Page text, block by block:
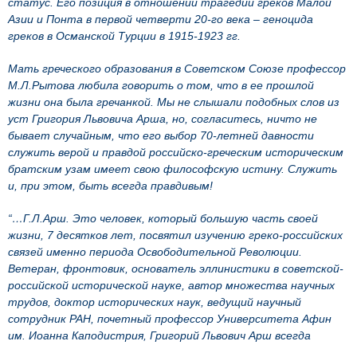
Азии и Понта в первой четверти 20-го века – геноцида
греков в Османской Турции в 1915-1923 гг.
Мать греческого образования в Советском Союзе профессор
М.Л.Рытова любила говорить о том, что в ее прошлой
жизни она была гречанкой. Мы не слышали подобных слов из
уст Григория Львовича Арша, но, согласитесь, ничто не
бывает случайным, что его выбор 70-летней давности
служить верой и правдой российско-греческим историческим
братским узам имеет свою философскую истину. Служить
и, при этом, быть всегда правдивым!
“…Г.Л.Арш. Это человек, который большую часть своей
жизни, 7 десятков лет, посвятил изучению греко-российских
связей именно периода Освободительной Революции.
Ветеран, фронтовик, основатель эллинистики в советской-
российской исторической науке, автор множества научных
трудов, доктор исторических наук, ведущий научный
сотрудник РАН, почетный профессор Университета Афин
им. Иоанна Каподистрия, Григорий Львович Арш всегда